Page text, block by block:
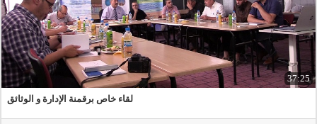
37:25
لقاء خاص برقمنة الإدارة و الوثائق